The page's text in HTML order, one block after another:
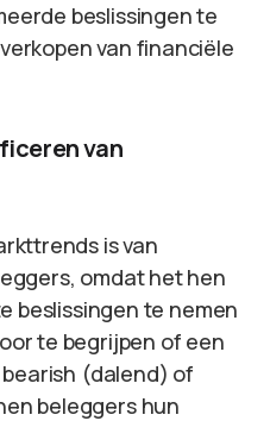
beslissingen te
van financiële
van
is van
omdat het hen
beslissingen te nemen
te begrijpen of een
(dalend) of
beleggers hun